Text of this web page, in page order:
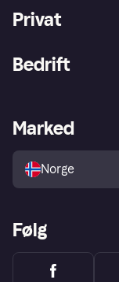
Privat
Utforsk butikker
Bedrift
Merchant portal
Marked
Norge
Følg